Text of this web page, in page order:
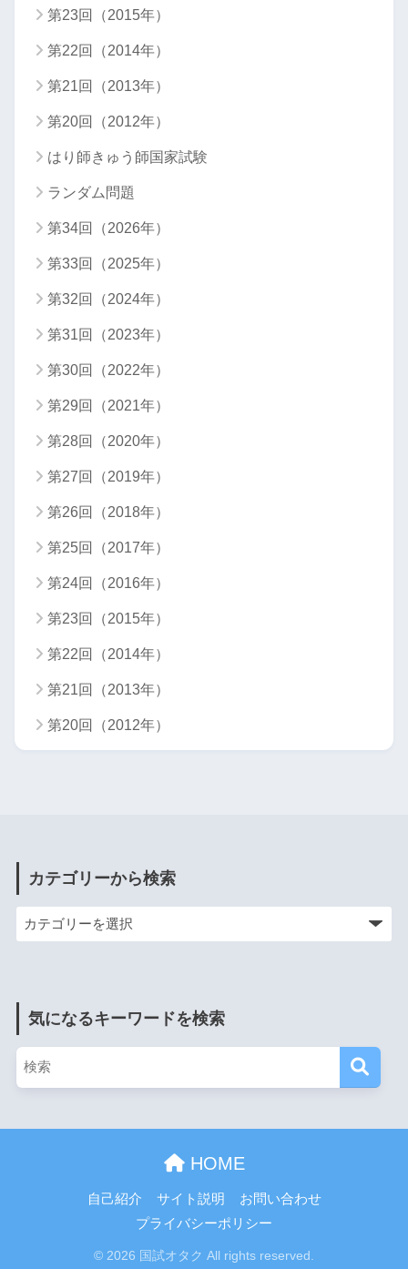
第23回（2015年）
第22回（2014年）
第21回（2013年）
第20回（2012年）
はり師きゅう師国家試験
ランダム問題
第34回（2026年）
第33回（2025年）
第32回（2024年）
第31回（2023年）
第30回（2022年）
第29回（2021年）
第28回（2020年）
第27回（2019年）
第26回（2018年）
第25回（2017年）
第24回（2016年）
第23回（2015年）
第22回（2014年）
第21回（2013年）
第20回（2012年）
カテゴリーから検索
気になるキーワードを検索
HOME
自己紹介 サイト説明
お問い合わせ
プライバシーポリシー
© 2026 国試オタク All rights reserved.